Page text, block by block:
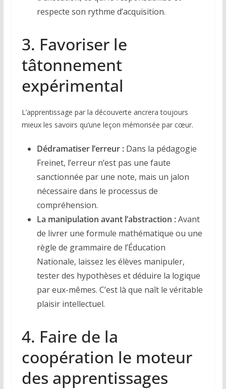
respecte son rythme d’acquisition.
3. Favoriser le
tâtonnement
expérimental
L’apprentissage par la découverte ancrera toujours
mieux les savoirs qu’une leçon mémorisée par cœur.
Dédramatiser l’erreur :Dans la pédagogie
Freinet, l’erreur n’est pas une faute
sanctionnée par une note, mais un jalon
nécessaire dans le processus de
compréhension.
La manipulation avant l’abstraction :Avant
de livrer une formule mathématique ou une
règle de grammaire de l’Éducation
Nationale, laissez les élèves manipuler,
tester des hypothèses et déduire la logique
par eux-mêmes. C’est là que naît le véritable
plaisir intellectuel.
4. Faire de la
coopération le moteur
des apprentissages